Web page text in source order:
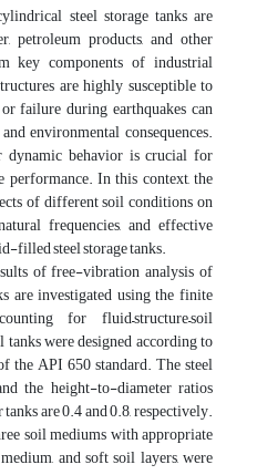
steel storage tanks are
petroleum products, and other
key components of industrial
are highly susceptible to
failure during earthquakes can
environmental consequences.
dynamic behavior is crucial for
In this context, the
of different soil conditions on
frequencies, and effective
filled steel storage tanks.
of free-vibration analysis of
are investigated using the finite
for fluid–structure–soil
were designed according to
the API 650 standard. The steel
the height-to-diameter ratios
are 0.4 and 0.8, respectively.
soil mediums with appropriate
and soft soil layers, were